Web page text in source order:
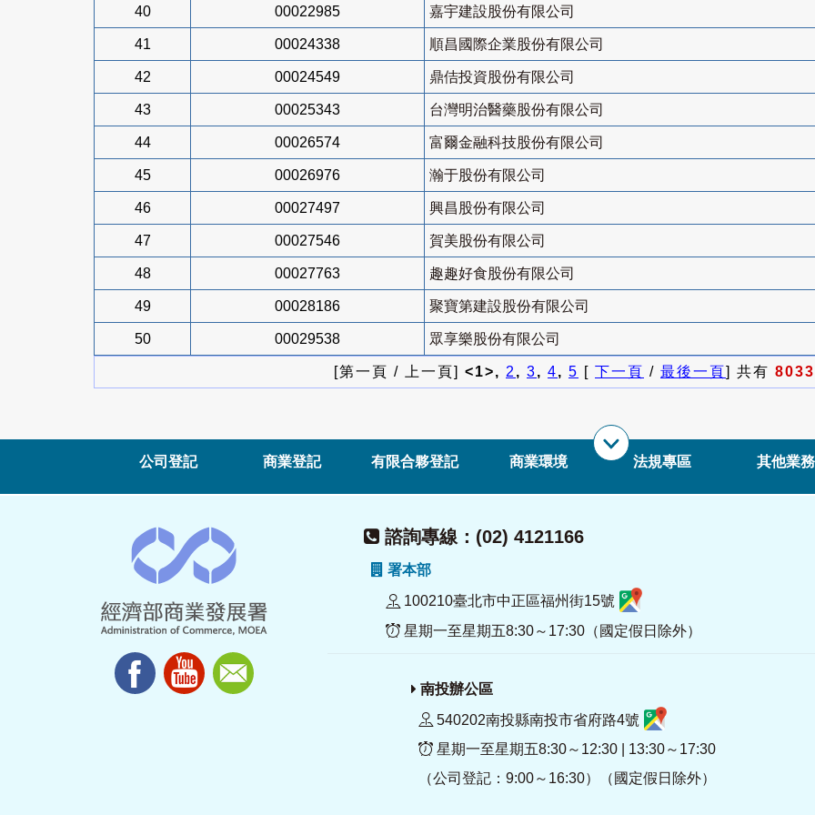
40 00022985 嘉宇建設股份有限公司
41 00024338 順昌國際企業股份有限公司
42 00024549 鼎佶投資股份有限公司
43 00025343 台灣明治醫藥股份有限公司
44 00026574 富爾金融科技股份有限公司
45 00026976 瀚于股份有限公司
46 00027497 興昌股份有限公司
47 00027546 賀美股份有限公司
48 00027763 趣趣好食股份有限公司
49 00028186 聚寶第建設股份有限公司
50 00029538 眾享樂股份有限公司
[第一頁 / 上一頁] <1>, 2, 3, 4, 5 [ 下一頁 / 最後一頁] 共有 8033
公司登記 商業登記 有限合夥登記 商業環境 法規專區 其他業務
諮詢專線：(02) 4121166
署本部
100210臺北市中正區福州街15號
星期一至星期五8:30～17:30（國定假日除外）
南投辦公區
540202南投縣南投市省府路4號
星期一至星期五8:30～12:30 | 13:30～17:30
（公司登記：9:00～16:30）（國定假日除外）